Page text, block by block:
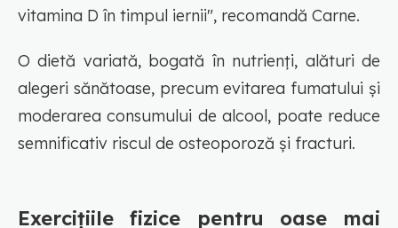
vitamina D în timpul iernii", recomandă Carne.
O dietă variată, bogată în nutrienți, alături de
alegeri sănătoase, precum evitarea fumatului și
moderarea consumului de alcool, poate reduce
semnificativ riscul de osteoporoză și fracturi.
Exercițiile fizice pentru oase mai